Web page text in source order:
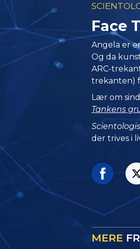
Face
Angela er
Og da
ARC-
trekanten)
Lær om
Tankens
der trivesi
MERE